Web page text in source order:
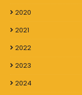
2020
2021
2022
2023
2024